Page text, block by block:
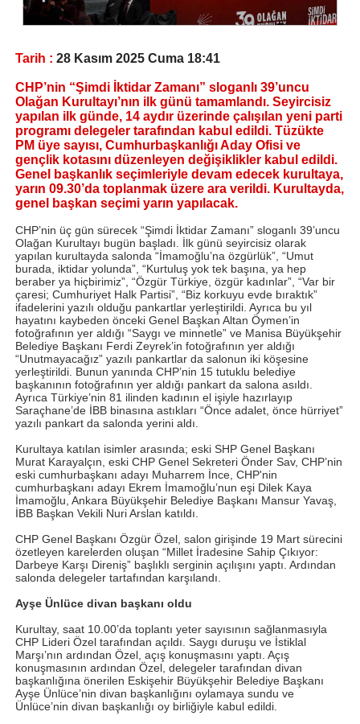
Tarih : 28 Kasım 2025 Cuma 18:41
CHP’nin “Şimdi İktidar Zamanı” sloganlı 39’uncu
Olağan Kurultayı’nın ilk günü tamamlandı. Seyircisiz
yapılan ilk günde, 14 aydır üzerinde çalışılan yeni parti
programı delegeler tarafından kabul edildi. Tüzükte
PM üye sayısı, Cumhurbaşkanlığı Aday Ofisi ve
gençlik kotasını düzenleyen değişiklikler kabul edildi.
Genel başkanlık seçimleriyle devam edecek kurultaya,
yarın 09.30’da toplanmak üzere ara verildi. Kurultayda,
genel başkan seçimi yarın yapılacak.
CHP’nin üç gün sürecek “Şimdi İktidar Zamanı” sloganlı 39’uncu
Olağan Kurultayı bugün başladı. İlk günü seyircisiz olarak
yapılan kurultayda salonda “İmamoğlu’na özgürlük”, “Umut
burada, iktidar yolunda”, “Kurtuluş yok tek başına, ya hep
beraber ya hiçbirimiz”, “Özgür Türkiye, özgür kadınlar”, “Var bir
çaresi; Cumhuriyet Halk Partisi”, “Biz korkuyu evde bıraktık”
ifadelerini yazılı olduğu pankartlar yerleştirildi. Ayrıca bu yıl
hayatını kaybeden önceki Genel Başkan Altan Öymen’in
fotoğrafının yer aldığı “Saygı ve minnetle” ve Manisa Büyükşehir
Belediye Başkanı Ferdi Zeyrek’in fotoğrafının yer aldığı
“Unutmayacağız” yazılı pankartlar da salonun iki köşesine
yerleştirildi. Bunun yanında CHP’nin 15 tutuklu belediye
başkanının fotoğrafının yer aldığı pankart da salona asıldı.
Ayrıca Türkiye’nin 81 ilinden kadının el işiyle hazırlayıp
Saraçhane’de İBB binasına astıkları “Önce adalet, önce hürriyet”
yazılı pankart da salonda yerini aldı.
Kurultaya katılan isimler arasında; eski SHP Genel Başkanı
Murat Karayalçın, eski CHP Genel Sekreteri Önder Sav, CHP’nin
eski cumhurbaşkanı adayı Muharrem İnce, CHP'nin
cumhurbaşkanı adayı Ekrem İmamoğlu’nun eşi Dilek Kaya
İmamoğlu, Ankara Büyükşehir Belediye Başkanı Mansur Yavaş,
İBB Başkan Vekili Nuri Arslan katıldı.
CHP Genel Başkanı Özgür Özel, salon girişinde 19 Mart sürecini
özetleyen karelerden oluşan “Millet İradesine Sahip Çıkıyor:
Darbeye Karşı Direniş” başlıklı serginin açılışını yaptı. Ardından
salonda delegeler tartafından karşılandı.
Ayşe Ünlüce divan başkanı oldu
Kurultay, saat 10.00’da toplantı yeter sayısının sağlanmasıyla
CHP Lideri Özel tarafından açıldı. Saygı duruşu ve İstiklal
Marşı’nın ardından Özel, açış konuşmasını yaptı. Açış
konuşmasının ardından Özel, delegeler tarafından divan
başkanlığına önerilen Eskişehir Büyükşehir Belediye Başkanı
Ayşe Ünlüce’nin divan başkanlığını oylamaya sundu ve
Ünlüce’nin divan başkanlığı oy birliğiyle kabul edildi.